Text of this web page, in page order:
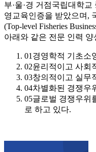
부·울·경 거점국립대학
영교육인증을 받았으며,
(Top-level Fisheries
아래와 같은 전문 인력
01 경영학적 기초소
02윤리적이고 사회
03창의적이고 실무
04차별화된 경쟁우
05글로벌 경쟁우위
로 하고 있다.